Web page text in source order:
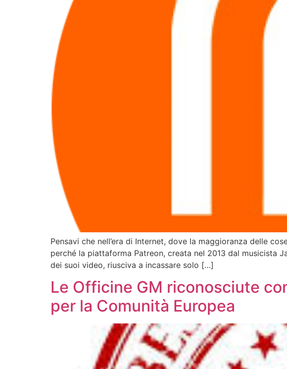
Pensavi che nell’era di Internet, dove la maggioranza delle
perché la piattaforma Patreon, creata nel 2013 dal musicista
dei suoi video, riusciva a incassare solo […]
Le Officine GM riconosciute
per la Comunità Europea